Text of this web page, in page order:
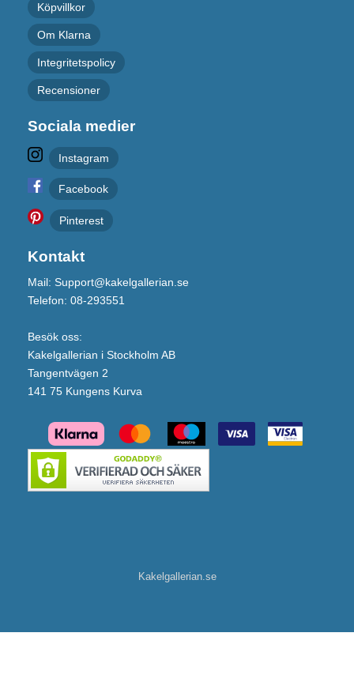
Köpvillkor
Om Klarna
Integritetspolicy
Recensioner
Sociala medier
Instagram
Facebook
Pinterest
Kontakt
Mail: Support@kakelgallerian.se
Telefon: 08-293551
Besök oss:
Kakelgallerian i Stockholm AB
Tangentvägen 2
141 75 Kungens Kurva
Kakelgallerian.se